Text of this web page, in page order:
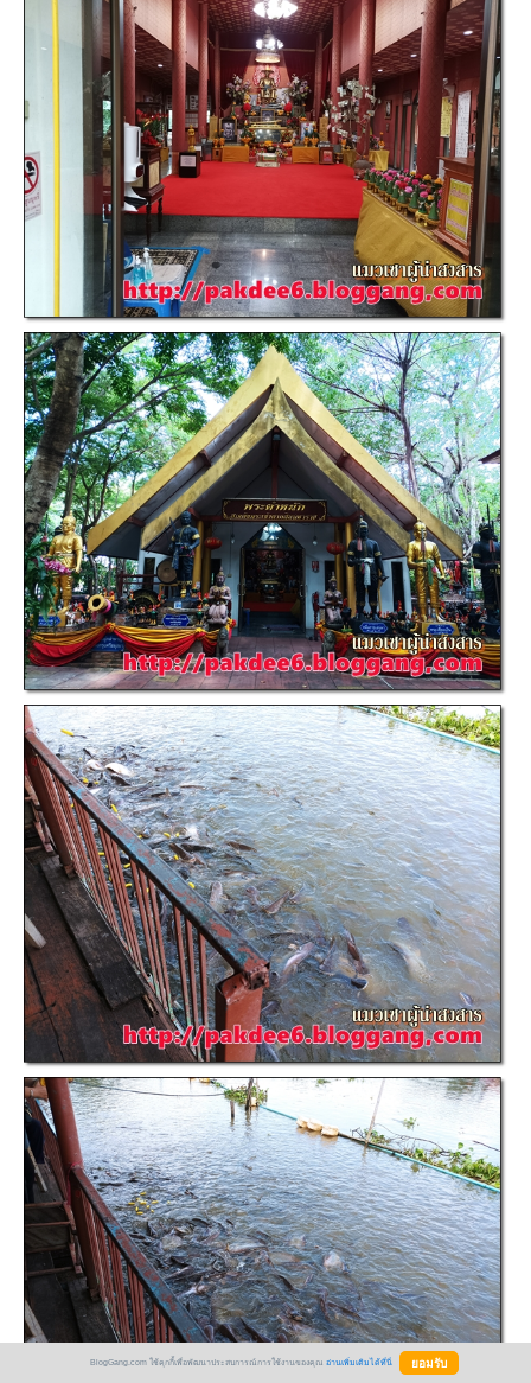
BlogGang.com ใช้คุกกี้เพื่อพัฒนาประสบการณ์การใช้งานของคุณ อ่านเพิ่มเติมได้ที่นี่